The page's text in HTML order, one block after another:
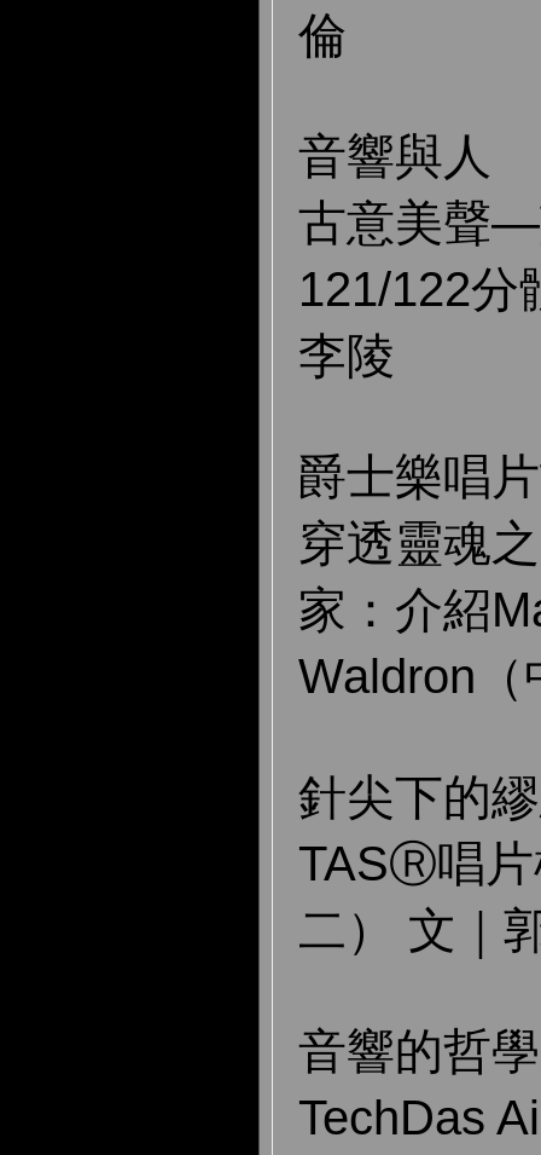
倫
音響與人
古意美聲
121/122分
李陵
爵士樂唱
穿透靈魂
家：介紹
Waldron（
針尖下的
TASⓇ唱片
二） 文｜
音響的哲
TechDas